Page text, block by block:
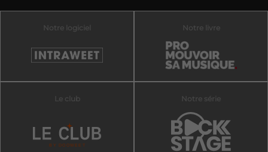
Notre logiciel Notre livre
Le club Notre série